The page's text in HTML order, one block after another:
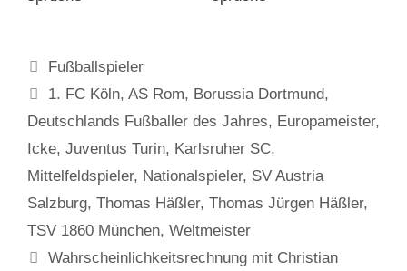
Kategorien
Fußballspieler
Schlagwörter
1. FC Köln,AS Rom, Borussia Dortmund,
Deutschlands Fußballer des Jahres, Europameister,
Icke, Juventus Turin, Karlsruher SC,
Mittelfeldspieler, Nationalspieler, SV Austria
Salzburg, Thomas Häßler, Thomas Jürgen Häßler,
TSV 1860 München, Weltmeister
Wahrscheinlichkeitsrechnung mit Christian